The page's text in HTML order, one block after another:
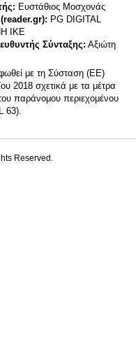
Ευστάθιος Μοσχονάς
PG DIGITAL
ΙΚΕ
Σύνταξης: Αξιώτη
με τη Σύσταση (ΕΕ)
2018 σχετικά με τα μέτρα
παράνομου περιεχομένου
63).
Reserved.